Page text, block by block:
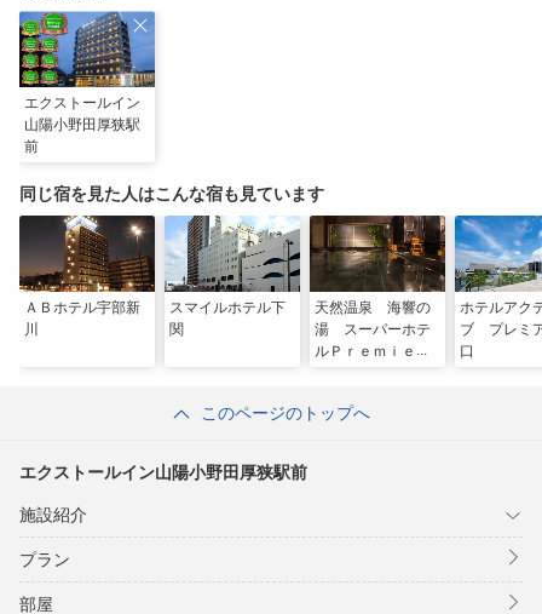
エクストールイン
山陽小野田厚狭駅
前
同じ宿を見た人はこんな宿も見ています
ＡＢホテル宇部新
川
スマイルホテル下
関
天然温泉 海響の
湯 スーパーホテ
ルＰｒｅｍｉｅｒ
ホテルアク
ブ プレミ
口
このページのトップへ
エクストールイン山陽小野田厚狭駅前
施設紹介
プラン
部屋